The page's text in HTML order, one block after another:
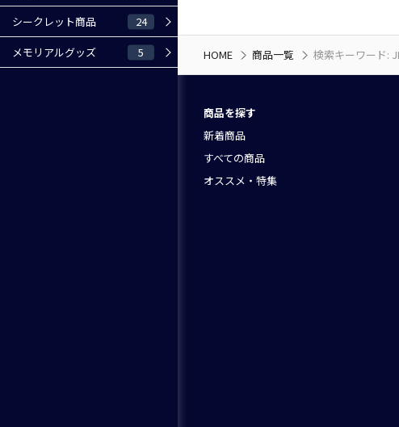
シークレット商品 24
メモリアルグッズ 5 HOME 商品一覧 検索キーワード:
商品を探す
新着商品
すべての商品
オススメ・特集